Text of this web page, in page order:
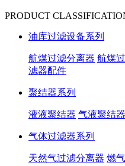
PRODUCT
油库过滤设备系列
航煤过滤分离器 航煤
滤器配件
聚结器系列
液液聚结器 气液聚结器
气体过滤器系列
天然气过滤分离器 燃